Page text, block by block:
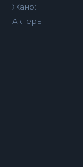
Жанр:
Актеры: